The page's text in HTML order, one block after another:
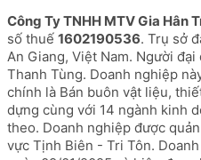
diện
hoặc
mã
số
thuế
...
Công Ty TNHH MTV Gia Hân
số thuế 1602190536. Trụ sở
An Giang, Việt Nam. Người
Thanh Tùng. Doanh nghiệp
chính là Bán buôn vật liệu,
dựng cùng với 14 ngành kinh
theo. Doanh nghiệp được
vực Tịnh Biên - Tri Tôn.